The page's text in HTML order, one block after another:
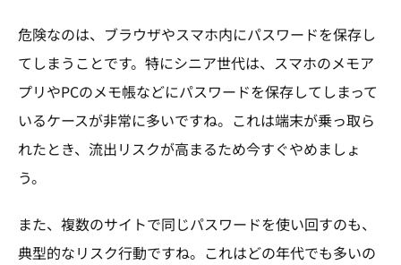
危険なのは、ブラウザやスマホ内にパスワードを保存し
てしまうことです。特にシニア世代は、スマホのメモア
プリやPCのメモ帳などにパスワードを保存してしまって
いるケースが非常に多いですね。これは端末が乗っ取ら
れたとき、流出リスクが高まるため今すぐやめましょ
う。
また、複数のサイトで同じパスワードを使い回すのも、
典型的なリスク行動ですね。これはどの年代でも多いの